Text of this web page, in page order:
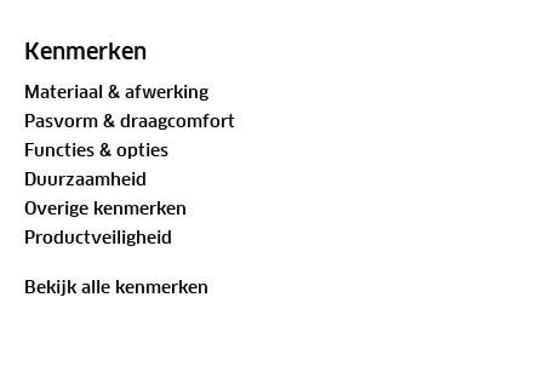
maar biedt wel veel bescherming in koude
* Je kunt Woolpower LITE het beste meteen op de
huid dragen
* Ideaal voor het bushcraften in de wat koudere
omstandigheden!
* "Losser" geweven waardoor de eigenschappen van
de stof beter tot hun recht komen
* Anti-bacteriële werking, voorkomt geurtjes zelfs
Kenmerken
Materiaal & afwerking
Pasvorm & draagcomfort
Functies & opties
Duurzaamheid
Overige kenmerken
Productveiligheid
Bekijk alle kenmerken